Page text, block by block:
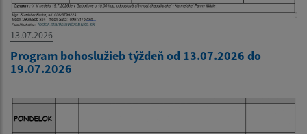
13.07.2026
Program bohoslužieb týždeň od 13.07.2026 do
19.07.2026